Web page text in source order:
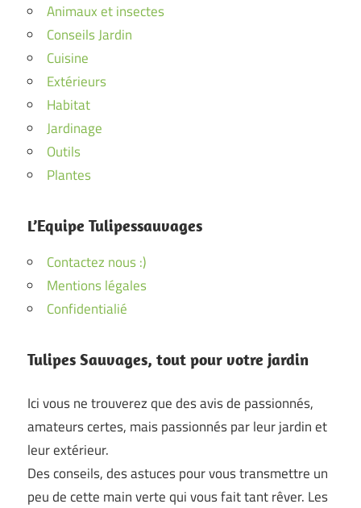
Animaux et insectes
Conseils Jardin
Cuisine
Extérieurs
Habitat
Jardinage
Outils
Plantes
L’Equipe Tulipessauvages
Contactez nous :)
Mentions légales
Confidentialié
Tulipes Sauvages, tout pour votre jardin
Ici vous ne trouverez que des avis de passionnés,
amateurs certes, mais passionnés par leur jardin et
leur extérieur.
Des conseils, des astuces pour vous transmettre un
peu de cette main verte qui vous fait tant rêver. Les